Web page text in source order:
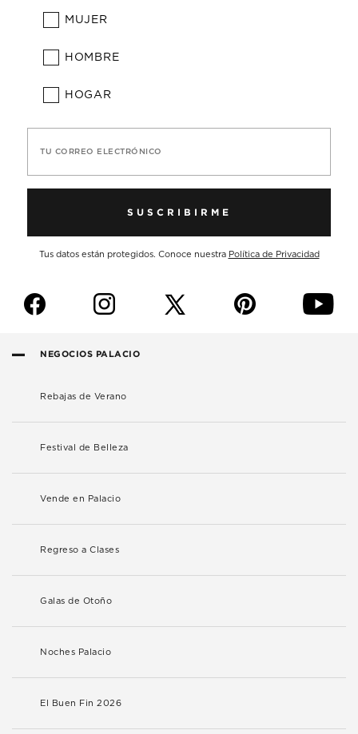
MUJER
HOMBRE
HOGAR
TU CORREO ELECTRÓNICO
SUSCRIBIRME
Tus datos están protegidos. Conoce nuestra Política de Privacidad
f i p y
NEGOCIOS PALACIO
Rebajas de Verano
Festival de Belleza
Vende en Palacio
Regreso a Clases
Galas de Otoño
Noches Palacio
El Buen Fin 2026